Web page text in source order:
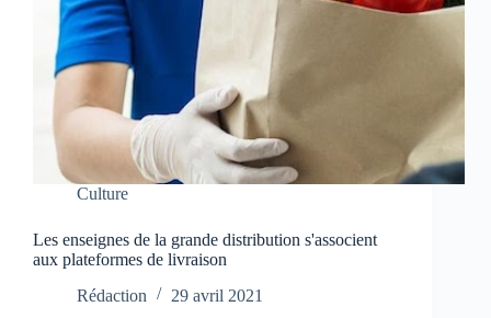
Culture
Les enseignes de la grande distribution s'associent
aux plateformes de livraison
Rédaction
29 avril 2021